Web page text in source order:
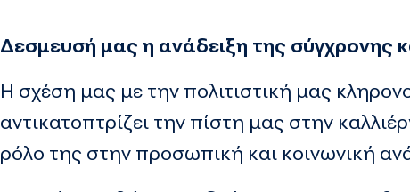
Δεσμευσή μας η ανάδειξη της σύγχρονης
Η σχέση μας με την πολιτιστική μας
αντικατοπτρίζει την πίστη μας στην
ρόλο της στην προσωπική και κοινωνική